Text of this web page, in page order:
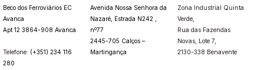
Beco dos Ferroviários EC
Avanca
Apt 12 3864-908 Avanca
Telefone: (+351) 234 116
280
Avenida Nossa Senhora da
Nazaré, Estrada N242 ,
nº77
2445-705 Calços –
Martingança
Zona Industrial Quinta
Verde,
Rua das Fazendas
Novas, Lote 7,
2130-338 Benavente